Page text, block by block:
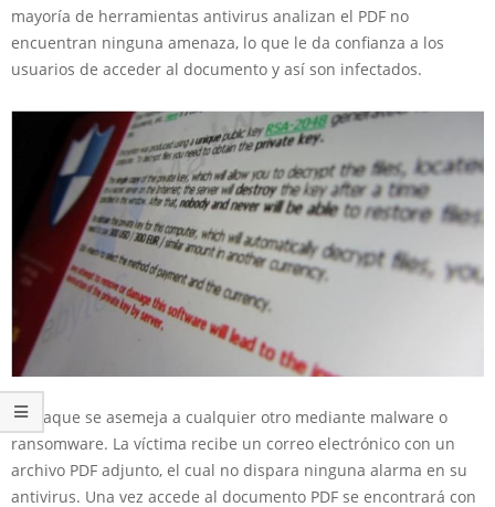
mayoría de herramientas antivirus analizan el PDF no
encuentran ninguna amenaza, lo que le da confianza a los
usuarios de acceder al documento y así son infectados.
El ataque se asemeja a cualquier otro mediante malware o
ransomware. La víctima recibe un correo electrónico con un
archivo PDF adjunto, el cual no dispara ninguna alarma en su
antivirus. Una vez accede al documento PDF se encontrará con